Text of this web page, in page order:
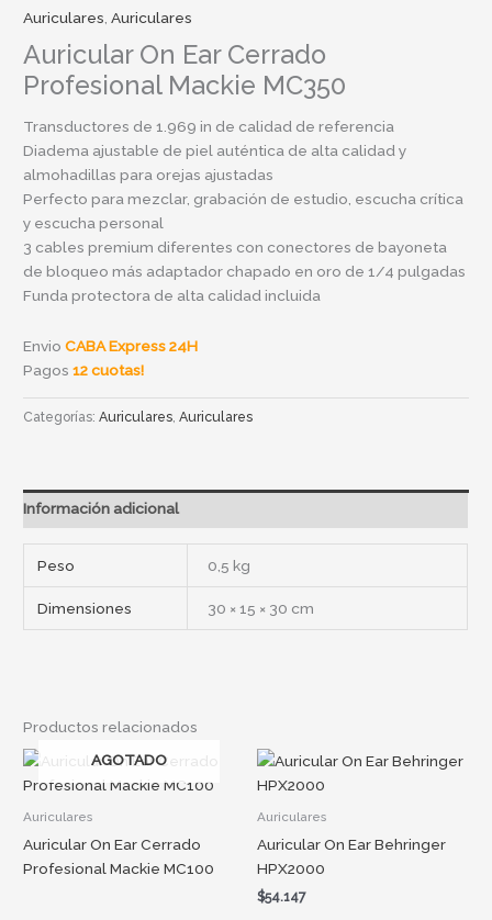
Auriculares ,Auriculares
Auricular On Ear Cerrado
Profesional Mackie MC350
Transductores de 1.969 in de calidad de referencia
Diadema ajustable de piel auténtica de alta calidad y
almohadillas para orejas ajustadas
Perfecto para mezclar, grabación de estudio, escucha crítica
y escucha personal
3 cables premium diferentes con conectores de bayoneta
de bloqueo más adaptador chapado en oro de 1/4 pulgadas
Funda protectora de alta calidad incluida
EnvioCABA Express 24H
Pagos12 cuotas!
Categorías:Auriculares ,Auriculares
Información adicional
Peso 0,5 kg
Dimensiones 30 × 15 × 30 cm
Productos relacionados
AGOTADO
Auriculares
Auricular On Ear Cerrado
Profesional Mackie MC100
Auriculares
Auricular On Ear Behringer
HPX2000
$54.147